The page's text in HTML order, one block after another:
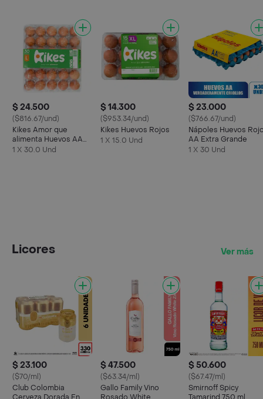
$ 24.500
($816.67/und)
Kikes Amor que
alimenta Huevos AA
Rojos L
1 X 30.0 Und
$ 14.300
($953.34/und)
Kikes Huevos Rojos
1 X 15.0 Und
$ 23.000
($766.67/und)
Nápoles Huevos
AA Extra Grande
1 X 30 Und
Licores Ver más
$ 23.100
($70/ml)
Club Colombia
$ 47.500
($63.34/ml)
Gallo Family Vino
$ 50.600
($67.47/ml)
Smirnoff Spicy